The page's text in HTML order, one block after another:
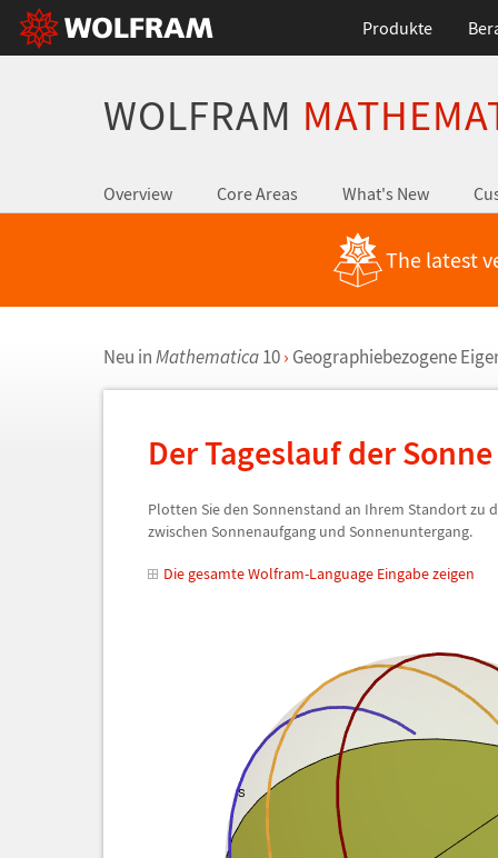
Produkte
WOLFRAM
Overview Core Areas What's New
The latest
Neu inMathematica10 › Geographiebezogene
Der Tageslauf der
Plotten Sie den Sonnenstand an Ihrem Standort zu
zwischen Sonnenaufgang und Sonnenuntergang.
Die gesamte Wolfram-Language Eingabe zeigen